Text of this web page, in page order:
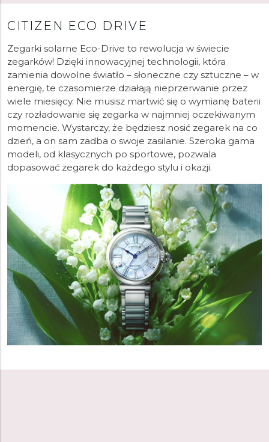
CITIZEN ECO DRIVE
Zegarki solarne Eco-Drive to rewolucja w świecie
zegarków! Dzięki innowacyjnej technologii, która
zamienia dowolne światło – słoneczne czy sztuczne – w
energię, te czasomierze działają nieprzerwanie przez
wiele miesięcy. Nie musisz martwić się o wymianę baterii
czy rozładowanie się zegarka w najmniej oczekiwanym
momencie. Wystarczy, że będziesz nosić zegarek na co
dzień, a on sam zadba o swoje zasilanie. Szeroka gama
modeli, od klasycznych po sportowe, pozwala
dopasować zegarek do każdego stylu i okazji.